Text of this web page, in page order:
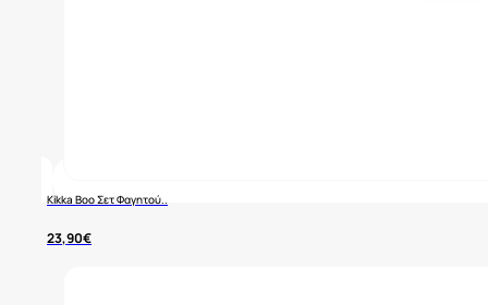
Kikka Boo Σετ Φαγητού..
23,90€